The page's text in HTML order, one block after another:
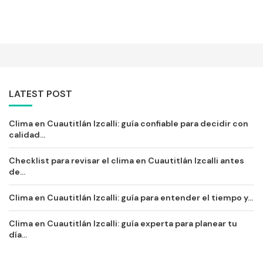
LATEST POST
Clima en Cuautitlán Izcalli: guía confiable para decidir con
calidad...
Checklist para revisar el clima en Cuautitlán Izcalli antes
de...
Clima en Cuautitlán Izcalli: guía para entender el tiempo y...
Clima en Cuautitlán Izcalli: guía experta para planear tu
día...